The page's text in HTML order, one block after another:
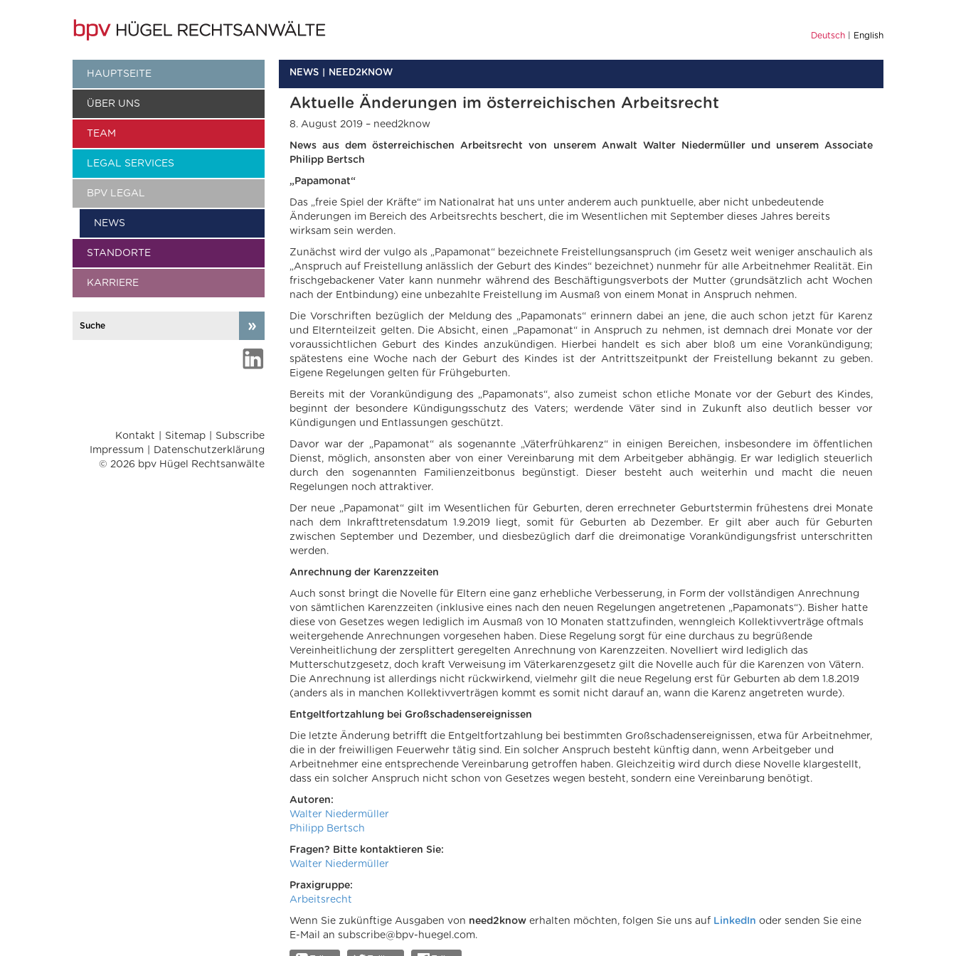
Deutsch English
HAUPTSEITE
ÜBER UNS
TEAM
LEGAL SERVICES
BPV LEGAL
NEWS
STANDORTE
KARRIERE
Kontakt Sitemap
Subscribe
Impressum
Datenschutzerklärung
© 2026 bpv Hügel Rechtsanwälte
NEWS NEED2KNOW
Aktuelle Änderungen im österreichischen Arbeitsrecht
8. August 2019 – need2know
News aus dem österreichischen Arbeitsrecht von unserem Anwalt Walter Niedermüller und unserem Associate
Philipp Bertsch
„Papamonat“
Das „freie Spiel der Kräfte“ im Nationalrat hat uns unter anderem auch punktuelle, aber nicht unbedeutende
Änderungen im Bereich des Arbeitsrechts beschert, die im Wesentlichen mit September dieses Jahres bereits
wirksam sein werden.
Zunächst wird der vulgo als „Papamonat“ bezeichnete Freistellungsanspruch (im Gesetz weit weniger anschaulich als
„Anspruch auf Freistellung anlässlich der Geburt des Kindes“ bezeichnet) nunmehr für alle Arbeitnehmer Realität. Ein
frischgebackener Vater kann nunmehr während des Beschäftigungsverbots der Mutter (grundsätzlich acht Wochen
nach der Entbindung) eine unbezahlte Freistellung im Ausmaß von einem Monat in Anspruch nehmen.
Die Vorschriften bezüglich der Meldung des „Papamonats“ erinnern dabei an jene, die auch schon jetzt für Karenz
und Elternteilzeit gelten. Die Absicht, einen „Papamonat“ in Anspruch zu nehmen, ist demnach drei Monate vor der
voraussichtlichen Geburt des Kindes anzukündigen. Hierbei handelt es sich aber bloß um eine Vorankündigung;
spätestens eine Woche nach der Geburt des Kindes ist der Antrittszeitpunkt der Freistellung bekannt zu geben.
Eigene Regelungen gelten für Frühgeburten.
Bereits mit der Vorankündigung des „Papamonats“, also zumeist schon etliche Monate vor der Geburt des Kindes,
beginnt der besondere Kündigungsschutz des Vaters; werdende Väter sind in Zukunft also deutlich besser vor
Kündigungen und Entlassungen geschützt.
Davor war der „Papamonat“ als sogenannte „Väterfrühkarenz“ in einigen Bereichen, insbesondere im öffentlichen
Dienst, möglich, ansonsten aber von einer Vereinbarung mit dem Arbeitgeber abhängig. Er war lediglich steuerlich
durch den sogenannten Familienzeitbonus begünstigt. Dieser besteht auch weiterhin und macht die neuen
Regelungen noch attraktiver.
Der neue „Papamonat“ gilt im Wesentlichen für Geburten, deren errechneter Geburtstermin frühestens drei Monate
nach dem Inkrafttretensdatum 1.9.2019 liegt, somit für Geburten ab Dezember. Er gilt aber auch für Geburten
zwischen September und Dezember, und diesbezüglich darf die dreimonatige Vorankündigungsfrist unterschritten
werden.
Anrechnung der Karenzzeiten
Auch sonst bringt die Novelle für Eltern eine ganz erhebliche Verbesserung, in Form der vollständigen Anrechnung
von sämtlichen Karenzzeiten (inklusive eines nach den neuen Regelungen angetretenen „Papamonats“). Bisher hatte
diese von Gesetzes wegen lediglich im Ausmaß von 10 Monaten stattzufinden, wenngleich Kollektivverträge oftmals
weitergehende Anrechnungen vorgesehen haben. Diese Regelung sorgt für eine durchaus zu begrüßende
Vereinheitlichung der zersplittert geregelten Anrechnung von Karenzzeiten. Novelliert wird lediglich das
Mutterschutzgesetz, doch kraft Verweisung im Väterkarenzgesetz gilt die Novelle auch für die Karenzen von Vätern.
Die Anrechnung ist allerdings nicht rückwirkend, vielmehr gilt die neue Regelung erst für Geburten ab dem 1.8.2019
(anders als in manchen Kollektivverträgen kommt es somit nicht darauf an, wann die Karenz angetreten wurde).
Entgeltfortzahlung bei Großschadensereignissen
Die letzte Änderung betrifft die Entgeltfortzahlung bei bestimmten Großschadensereignissen, etwa für Arbeitnehmer,
die in der freiwilligen Feuerwehr tätig sind. Ein solcher Anspruch besteht künftig dann, wenn Arbeitgeber und
Arbeitnehmer eine entsprechende Vereinbarung getroffen haben. Gleichzeitig wird durch diese Novelle klargestellt,
dass ein solcher Anspruch nicht schon von Gesetzes wegen besteht, sondern eine Vereinbarung benötigt.
Autoren:
Walter Niedermüller
Philipp Bertsch
Fragen? Bitte kontaktieren Sie:
Walter Niedermüller
Praxigruppe:
Arbeitsrecht
Wenn Sie zukünftige Ausgaben von need2know erhalten möchten, folgen Sie uns auf LinkedIn oder senden Sie eine
E-Mail an subscribe@bpv-huegel.com.